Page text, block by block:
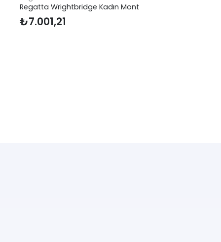
Regatta Wrightbridge Kadın Mont
₺7.001,21